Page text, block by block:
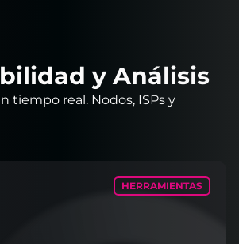
y Análisis
tiempo real. Nodos, ISPs y
HERRAMIENTAS